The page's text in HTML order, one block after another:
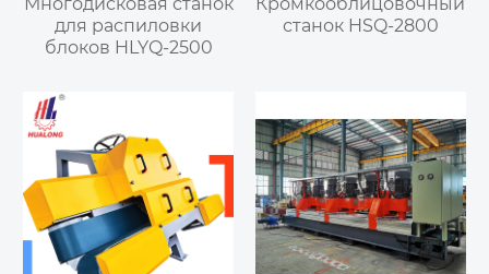
Многодисковая станок
для распиловки
блоков HLYQ-2500
Кромкооблицовочный
станок HSQ-2800